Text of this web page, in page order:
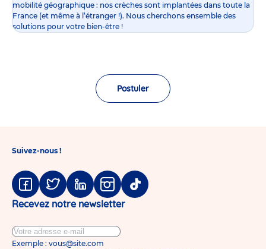
mobilité géographique : nos crèches sont implantées dans toute la
France (et même à l’étranger !). Nous cherchons ensemble des
solutions pour votre bien-être !
Postuler
Suivez-nous !
Facebook
TwitterLinkedinInstagram
Tiktok
Recevez notre newsletter
Exemple : vous@site.com